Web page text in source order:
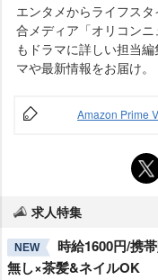
エンタメからライフス
合メディア「オリコン
もドラマに詳しい担当
マや最新情報をお届け。
Amazon Prime
求人特集
NEW
時給1600円/携
無し×茶髪&ネイルOK